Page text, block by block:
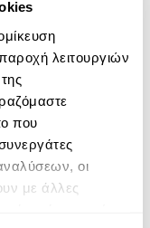
λειτουργιών
που
οι
με άλλες